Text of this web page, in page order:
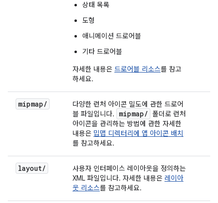
상태 목록
도형
애니메이션 드로어블
기타 드로어블
자세한 내용은 드로어블 리소스를 참고
하세요.
mipmap/
다양한 런처 아이콘 밀도에 관한 드로어
블 파일입니다.
mipmap/ 폴더로 런처
아이콘을 관리하는 방법에 관한 자세한
내용은 밉맵 디렉터리에 앱 아이콘 배치
를 참고하세요.
layout/
사용자 인터페이스 레이아웃을 정의하는
XML 파일입니다. 자세한 내용은 레이아
웃 리소스를 참고하세요.